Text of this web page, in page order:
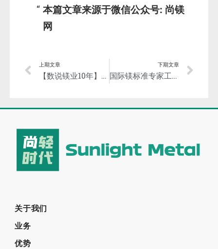
本篇文章来源于微信公众号: 尚镁
网
上期文章
【数说镁业10年】不断巩固镁产业国际地位 持续扩大镁产品国内外市场！
下期文章
国际镁标准专家工作室落户羊城 潘复生院士出任工作室组长
关于我们
业务
优势